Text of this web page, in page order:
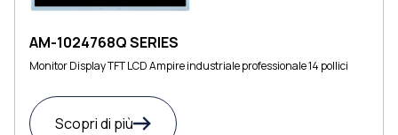
AM-1024768Q SERIES
Monitor Display TFT LCD Ampire industriale professionale 14 pollici
Scopri di più